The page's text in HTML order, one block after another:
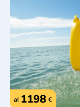
al 1198 €